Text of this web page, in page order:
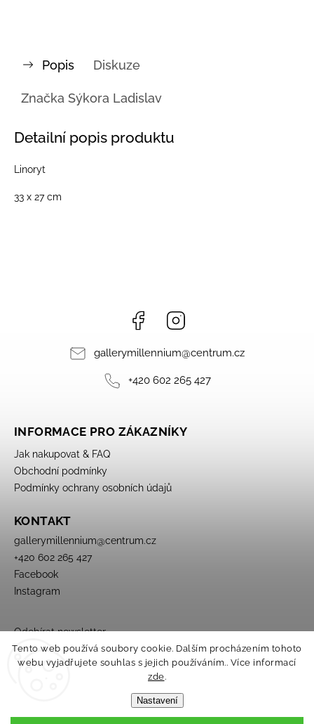
Tento web používá soubory cookie. Dalším procházením tohoto
webu vyjadřujete souhlas s jejich používáním.. Více informací
zde.
Nastavení
Popis Diskuze
Značka Sýkora Ladislav
Detailní popis produktu
Linoryt
33 x 27 cm
Facebook
gallerymillennium@centrum.cz
+420 602 265 427
INFORMACE PRO ZÁKAZNÍKY
Jak nakupovat & FAQ
Obchodní podmínky
Podmínky ochrany osobních údajů
KONTAKT
gallerymillennium@centrum.cz
+420 602 265 427
Facebook
Instagram
Odebírat newsletter